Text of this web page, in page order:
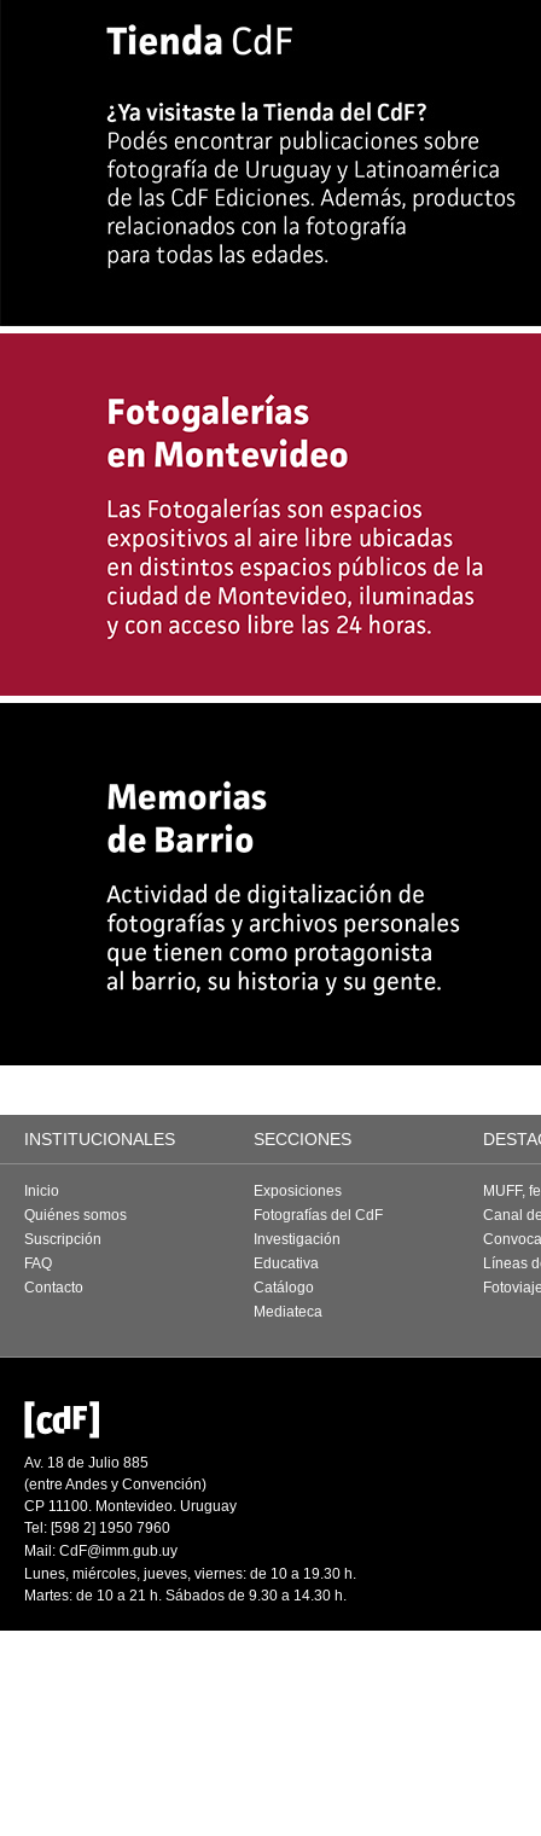
INSTITUCIONALES SECCIONES
Inicio
Quiénes somos
Suscripción
FAQ
Contacto
Exposiciones
Fotografías del CdF
Investigación
Educativa
Catálogo
Mediateca
MUFF,
Canal
Líneas
Av. 18 de Julio 885
(entre Andes y Convención)
CP 11100. Montevideo. Uruguay
Tel: [598 2] 1950 7960
Mail: CdF@imm.gub.uy
Lunes, miércoles, jueves, viernes: de 10 a 19.30 h.
Martes: de 10 a 21 h. Sábados de 9.30 a 14.30 h.